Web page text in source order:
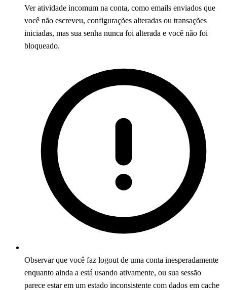
Ver atividade incomum na conta, como emails enviados que
você não escreveu, configurações alteradas ou transações
iniciadas, mas sua senha nunca foi alterada e você não foi
bloqueado.
Observar que você faz logout de uma conta inesperadamente
enquanto ainda a está usando ativamente, ou sua sessão
parece estar em um estado inconsistente com dados em cache